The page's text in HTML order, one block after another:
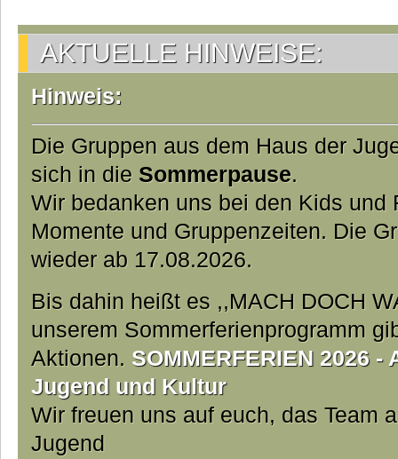
AKTUELLE HINWEISE:
Hinweis:
Die Gruppen aus dem Haus der
sich in die Sommerpause.
Wir bedanken uns bei den Kids und
Momente und Gruppenzeiten. Die
wieder ab 17.08.2026.
Bis dahin heißt es ,,MACH DOCH
unserem Sommerferienprogramm
Aktionen. SOMMERFERIEN 2026
Jugend und Kultur
Wir freuen uns auf euch, das Team
Jugend